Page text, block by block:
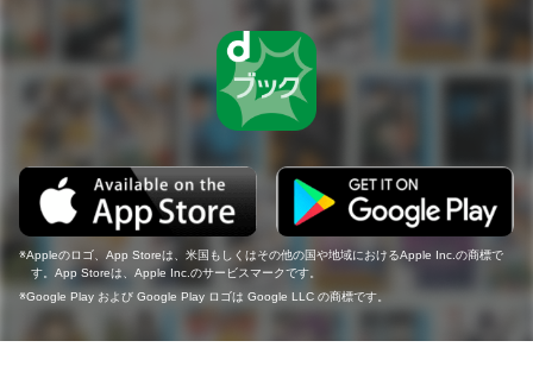
Appleのロゴ、App Storeは、米国もしくはその他の国や地域におけるApple Inc.の商標で
す。App Storeは、Apple Inc.のサービスマークです。
Google Play および Google Play ロゴは Google LLC の商標です。